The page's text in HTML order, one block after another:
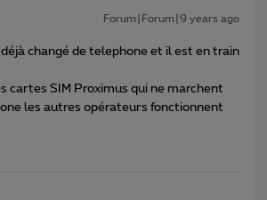
Forum|Forum|9 years ago
déjà changé de telephone et il est en train
cartes SIM Proximus qui ne marchent
les autres opérateurs fonctionnent